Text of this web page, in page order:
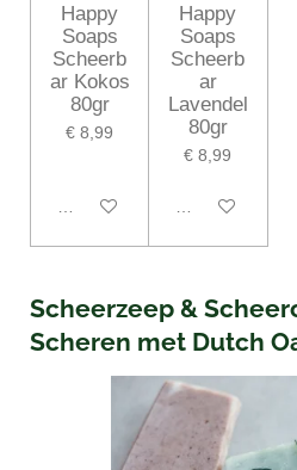
Happy
Soaps
Scheerb
ar Kokos
80gr
€ 8,99
In winkelwagen
Happy
Soaps
Scheerb
ar
Lavendel
80gr
€ 8,99
In winkelwagen
Scheerzeep &
Scheren met Dutch